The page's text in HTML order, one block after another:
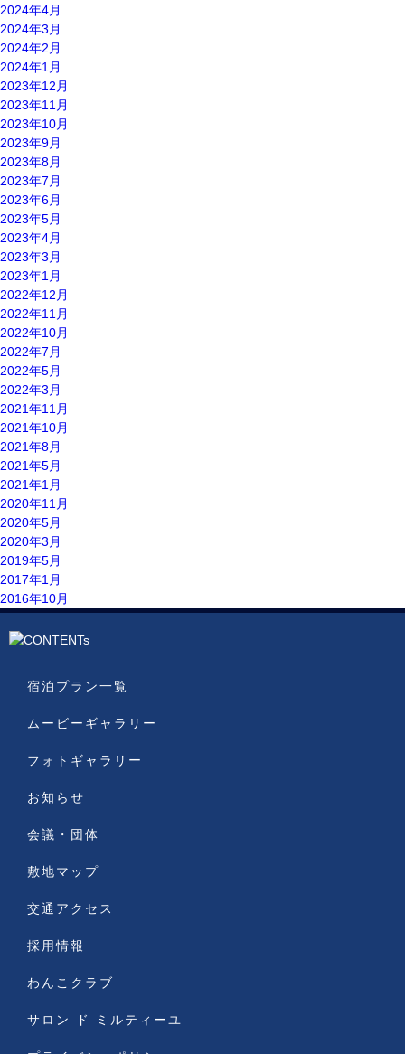
2024年4月
2024年3月
2024年2月
2024年1月
2023年12月
2023年11月
2023年10月
2023年9月
2023年8月
2023年7月
2023年6月
2023年5月
2023年4月
2023年3月
2023年1月
2022年12月
2022年11月
2022年10月
2022年7月
2022年5月
2022年3月
2021年11月
2021年10月
2021年8月
2021年5月
2021年1月
2020年11月
2020年5月
2020年3月
2019年5月
2017年1月
2016年10月
宿泊プラン一覧
ムービーギャラリー
フォトギャラリー
お知らせ
会議・団体
敷地マップ
交通アクセス
採用情報
わんこクラブ
サロン ド ミルティーユ